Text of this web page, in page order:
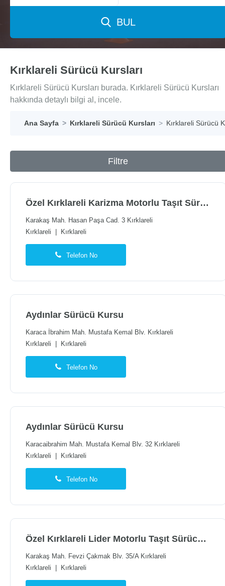
BUL
Kırklareli Sürücü Kursları
Kırklareli Sürücü Kursları burada. Kırklareli Sürücü Kursları
hakkında detaylı bilgi al, incele.
Ana Sayfa Kırklareli Sürücü Kursları Kırklareli Sürücü
Filtre
Özel Kırklareli Karizma Motorlu Taşıt Sürücüleri Kursu
Karakaş Mah. Hasan Paşa Cad. 3 Kırklareli
Kırklareli
Kırklareli
Telefon No
Aydınlar Sürücü Kursu
Karaca İbrahim Mah. Mustafa Kemal Blv. Kırklareli
Kırklareli
Kırklareli
Telefon No
Aydınlar Sürücü Kursu
Karacaibrahim Mah. Mustafa Kemal Blv. 32 Kırklareli
Kırklareli
Kırklareli
Telefon No
Özel Kırklareli Lider Motorlu Taşıt Sürücüleri Kursu
Karakaş Mah. Fevzi Çakmak Blv. 35/A Kırklareli
Kırklareli
Kırklareli